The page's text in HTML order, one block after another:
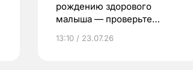
рождению здорового
малыша — проверьте
по ОМС!
13:10 / 23.07.26